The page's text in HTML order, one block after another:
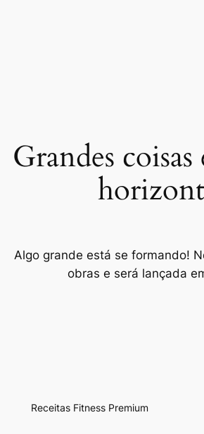
Grandes
Algo grande está se formando!
obras e será lançada
Receitas Fitness Premium